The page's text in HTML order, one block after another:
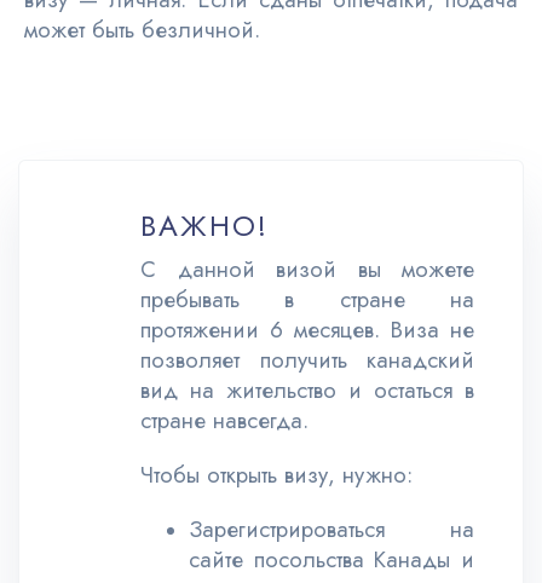
может быть безличной.
ВАЖНО!
С данной визой вы можете
пребывать в стране на
протяжении 6 месяцев. Виза не
позволяет получить канадский
вид на жительство и остаться в
стране навсегда.
Чтобы открыть визу, нужно:
Зарегистрироваться на
сайте посольства Канады и